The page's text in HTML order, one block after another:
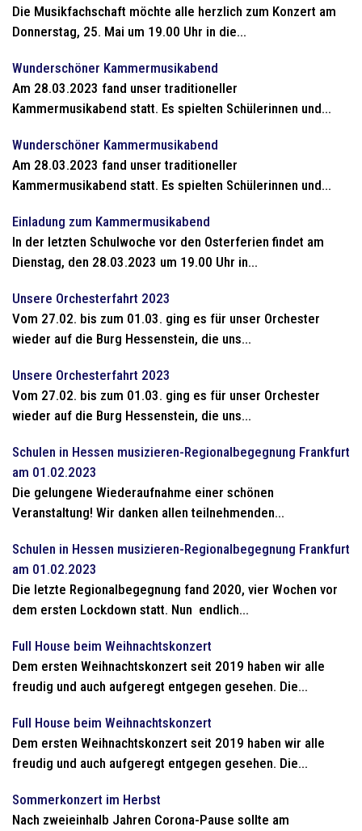
Die Musikfachschaft möchte alle herzlich zum Konzert am
Donnerstag, 25. Mai um 19.00 Uhr in die...
Wunderschöner Kammermusikabend
Am 28.03.2023 fand unser traditioneller
Kammermusikabend statt. Es spielten Schülerinnen und...
Wunderschöner Kammermusikabend
Am 28.03.2023 fand unser traditioneller
Kammermusikabend statt. Es spielten Schülerinnen und...
Einladung zum Kammermusikabend
In der letzten Schulwoche vor den Osterferien findet am
Dienstag, den 28.03.2023 um 19.00 Uhr in...
Unsere Orchesterfahrt 2023
Vom 27.02. bis zum 01.03. ging es für unser Orchester
wieder auf die Burg Hessenstein, die uns...
Unsere Orchesterfahrt 2023
Vom 27.02. bis zum 01.03. ging es für unser Orchester
wieder auf die Burg Hessenstein, die uns...
Schulen in Hessen musizieren-Regionalbegegnung Frankfurt
am 01.02.2023
Die gelungene Wiederaufnahme einer schönen
Veranstaltung! Wir danken allen teilnehmenden...
Schulen in Hessen musizieren-Regionalbegegnung Frankfurt
am 01.02.2023
Die letzte Regionalbegegnung fand 2020, vier Wochen vor
dem ersten Lockdown statt. Nun endlich...
Full House beim Weihnachtskonzert
Dem ersten Weihnachtskonzert seit 2019 haben wir alle
freudig und auch aufgeregt entgegen gesehen. Die...
Full House beim Weihnachtskonzert
Dem ersten Weihnachtskonzert seit 2019 haben wir alle
freudig und auch aufgeregt entgegen gesehen. Die...
Sommerkonzert im Herbst
Nach zweieinhalb Jahren Corona-Pause sollte am